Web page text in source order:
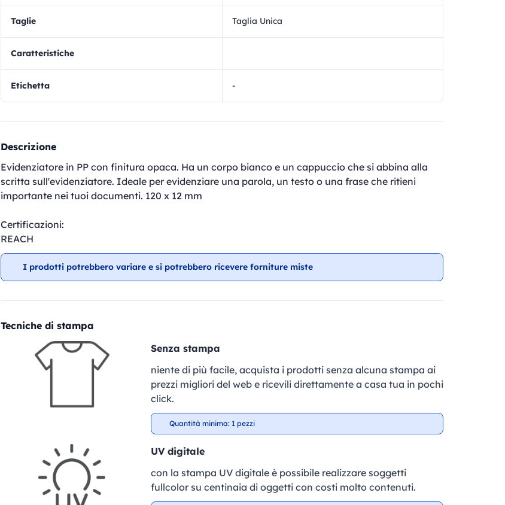
Taglie Taglia Unica
Caratteristiche
Etichetta -
Descrizione
Evidenziatore in PP con finitura opaca. Ha un corpo bianco e un cappuccio che si abbina alla
scritta sull'evidenziatore. Ideale per evidenziare una parola, un testo o una frase che ritieni
importante nei tuoi documenti. 120 x 12 mm
Certificazioni:
REACH
I prodotti potrebbero variare e si potrebbero ricevere forniture miste
Tecniche di stampa
Senza stampa
niente di più facile, acquista i prodotti senza alcuna stampa ai
prezzi migliori del web e ricevili direttamente a casa tua in pochi
click.
Quantità minima: 1 pezzi
UV digitale
con la stampa UV digitale è possibile realizzare soggetti
fullcolor su centinaia di oggetti con costi molto contenuti.